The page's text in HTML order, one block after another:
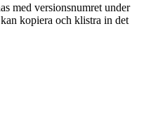
med versionsnumret under
kopiera och klistra in det